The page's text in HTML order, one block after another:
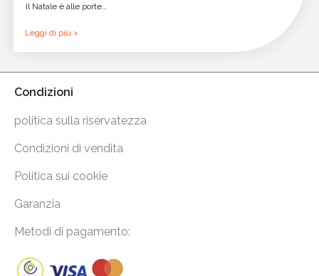
Il Natale è alle porte…
Leggi di più >
Condizioni
politica sulla riservatezza
Condizioni di vendita
Politica sui cookie
Garanzia
Metodi di pagamento: